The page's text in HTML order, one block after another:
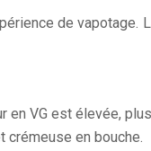
de
VG est élevée,
crémeuse en bouche.